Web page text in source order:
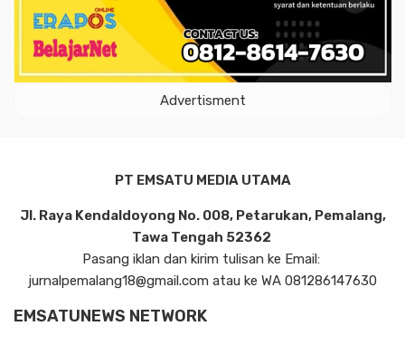
Advertisment
PT EMSATU MEDIA UTAMA
Jl. Raya Kendaldoyong No. 008, Petarukan, Pemalang,
Tawa Tengah 52362
Pasang iklan dan kirim tulisan ke Email:
jurnalpemalang18@gmail.com atau ke WA 081286147630
EMSATUNEWS NETWORK